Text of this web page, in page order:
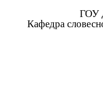
ГОУ
Кафедра